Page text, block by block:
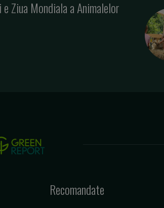
e Ziua Mondiala a Animalelor
Recomandate